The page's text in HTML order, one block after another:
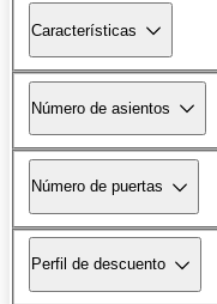
Características
Número de asientos
Número de puertas
Perfil de descuento